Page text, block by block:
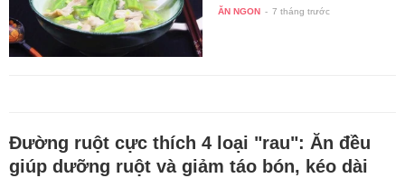
giờ…
ĂN NGON - 7 tháng trước
Đường ruột cực thích 4 loại "rau": Ăn đều
giúp dưỡng ruột và giảm táo bón, kéo dài